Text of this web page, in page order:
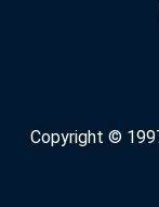
Copyright ©